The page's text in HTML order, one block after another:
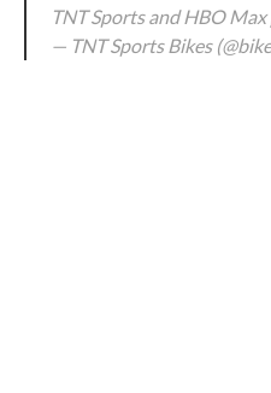
TNT Sports and HBO Max
— TNT Sports Bikes